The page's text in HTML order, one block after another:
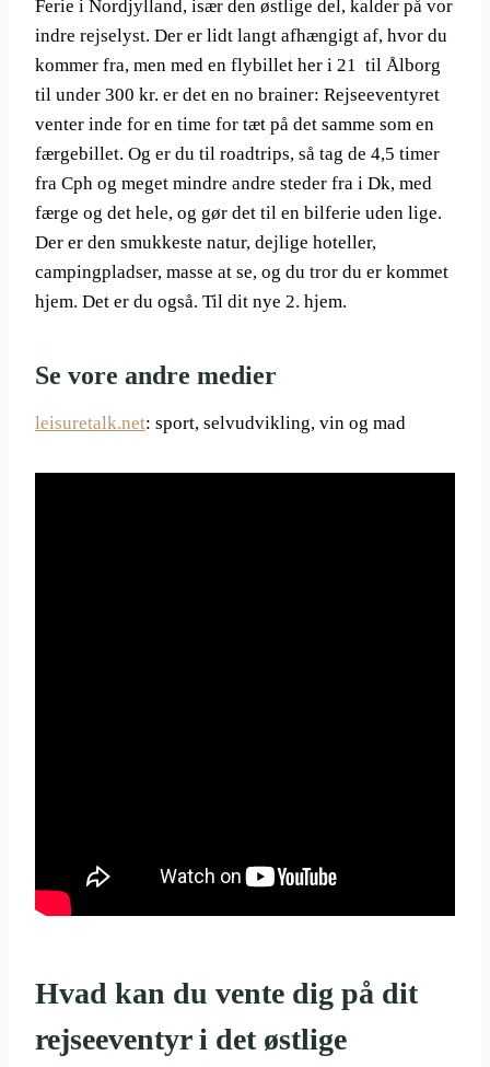
Ferie i Nordjylland, især den østlige del, kalder på vor
indre rejselyst. Der er lidt langt afhængigt af, hvor du
kommer fra, men med en flybillet her i 21 til Ålborg
til under 300 kr. er det en no brainer: Rejseeventyret
venter inde for en time for tæt på det samme som en
færgebillet. Og er du til roadtrips, så tag de 4,5 timer
fra Cph og meget mindre andre steder fra i Dk, med
færge og det hele, og gør det til en bilferie uden lige.
Der er den smukkeste natur, dejlige hoteller,
campingpladser, masse at se, og du tror du er kommet
hjem. Det er du også. Til dit nye 2. hjem.
Se vore andre medier
leisuretalk.net: sport, selvudvikling, vin og mad
Hvad kan du vente dig på dit
rejseeventyr i det østlige